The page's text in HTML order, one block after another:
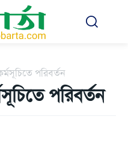
পরিবর্তন
পরিবর্তন